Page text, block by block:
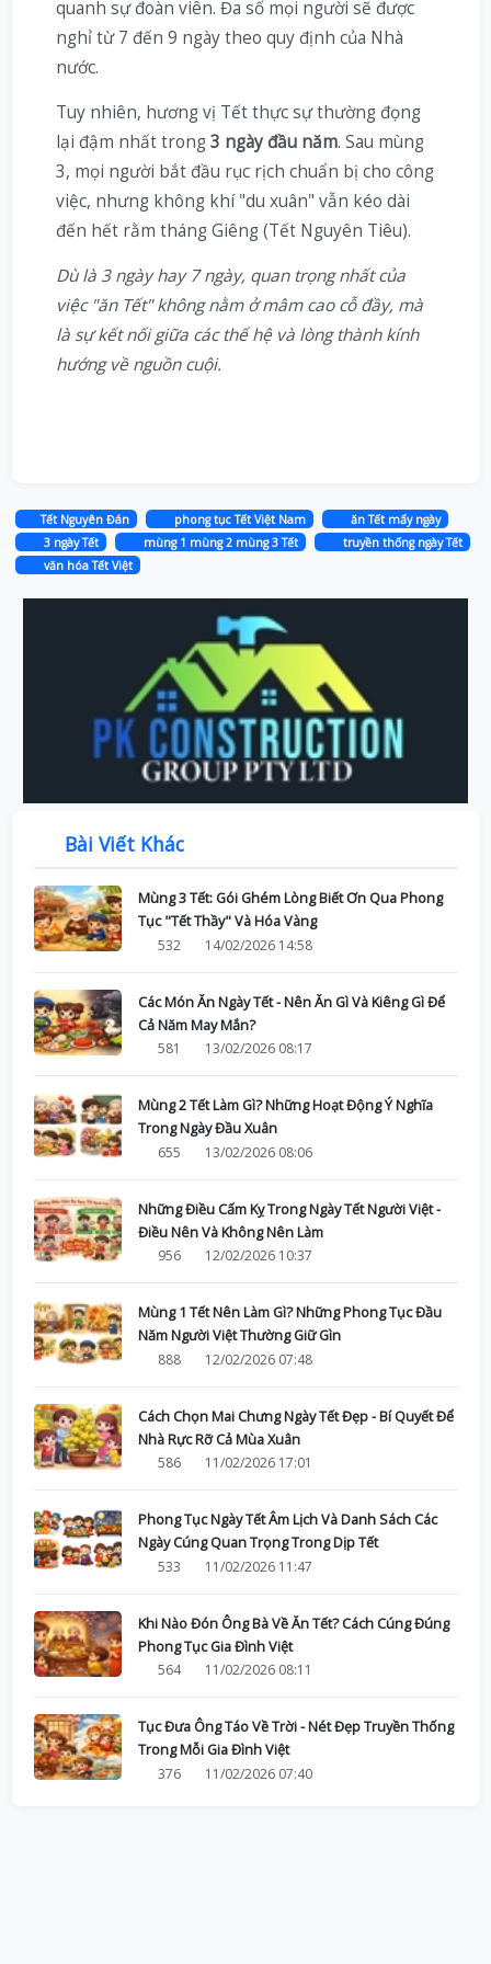
quanh sự đoàn viên. Đa số mọi người sẽ được
nghỉ từ 7 đến 9 ngày theo quy định của Nhà
nước.
Tuy nhiên, hương vị Tết thực sự thường đọng
lại đậm nhất trong3 ngày đầu năm. Sau mùng
3, mọi người bắt đầu rục rịch chuẩn bị cho công
việc, nhưng không khí "du xuân" vẫn kéo dài
đến hết rằm tháng Giêng (Tết Nguyên Tiêu).
Dù là 3 ngày hay 7 ngày, quan trọng nhất của
việc "ăn Tết" không nằm ở mâm cao cỗ đầy, mà
là sự kết nối giữa các thế hệ và lòng thành kính
hướng về nguồn cuội.
Tết Nguyên Đán phong tục Tết Việt Nam
ăn Tết mấy ngày
3 ngày Tết
mùng 1 mùng 2 mùng 3 Tết
truyền thống ngày Tết
văn hóa Tết Việt
Bài Viết Khác
Mùng 3 Tết: Gói Ghém Lòng Biết Ơn Qua Phong
Tục "Tết Thầy" Và Hóa Vàng
532
14/02/2026 14:58
Các Món Ăn Ngày Tết - Nên Ăn Gì Và Kiêng Gì Để
Cả Năm May Mắn?
581
13/02/2026 08:17
Mùng 2 Tết Làm Gì? Những Hoạt Động Ý Nghĩa
Trong Ngày Đầu Xuân
655
13/02/2026 08:06
Những Điều Cấm Kỵ Trong Ngày Tết Người Việt -
Điều Nên Và Không Nên Làm
956
12/02/2026 10:37
Mùng 1 Tết Nên Làm Gì? Những Phong Tục Đầu
Năm Người Việt Thường Giữ Gìn
888
12/02/2026 07:48
Cách Chọn Mai Chưng Ngày Tết Đẹp - Bí Quyết Để
Nhà Rực Rỡ Cả Mùa Xuân
586
11/02/2026 17:01
Phong Tục Ngày Tết Âm Lịch Và Danh Sách Các
Ngày Cúng Quan Trọng Trong Dịp Tết
533
11/02/2026 11:47
Khi Nào Đón Ông Bà Về Ăn Tết? Cách Cúng Đúng
Phong Tục Gia Đình Việt
564
11/02/2026 08:11
Tục Đưa Ông Táo Về Trời - Nét Đẹp Truyền Thống
Trong Mỗi Gia Đình Việt
376
11/02/2026 07:40